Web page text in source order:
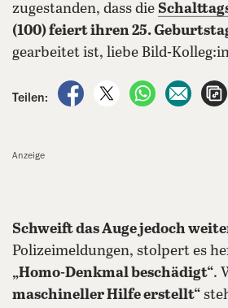
zugestanden, dass die
(100) feiert ihren 25.
gearbeitet ist, liebe Bild-
Teilen:
auf Facebook teilen
auf X teilen
per per
Anzeige
Schweift das Auge jedoch
Polizeimeldungen, stolpert es
„Homo-Denkmal beschädigt“.
maschineller Hilfe erstellt“